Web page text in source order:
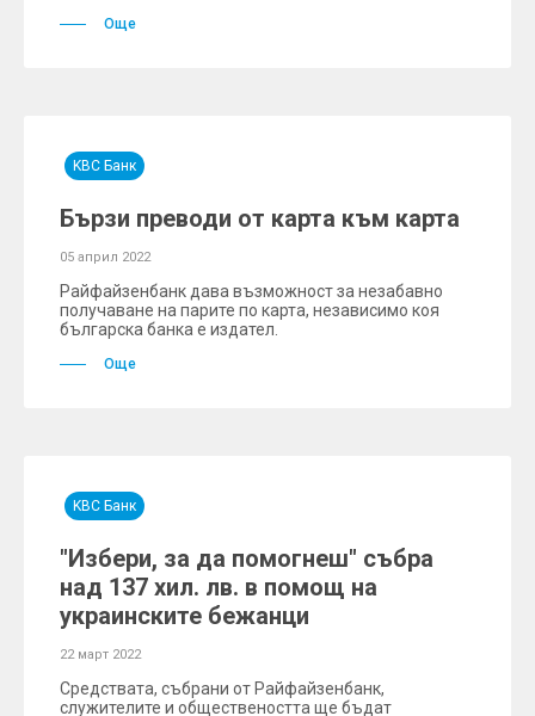
Още
KBC Банк
Бързи преводи от карта към карта
05 април 2022
Райфайзенбанк дава възможност за незабавно
получаване на парите по карта, независимо коя
българска банка е издател.
Още
KBC Банк
"Избери, за да помогнеш" събра
над 137 хил. лв. в помощ на
украинските бежанци
22 март 2022
Средствата, събрани от Райфайзенбанк,
служителите и обществеността ще бъдат